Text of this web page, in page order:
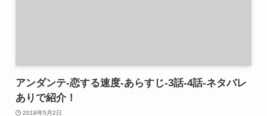
アンダンテ-恋する速度-あらすじ-3話-4話-ネタバレ
ありで紹介！
2018年5月2日